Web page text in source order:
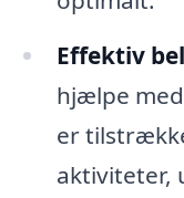
Effektiv
hjælpe
er
aktiviteter,